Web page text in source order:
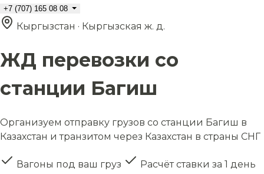
+7 (707) 165 08 08
Кыргызстан · Кыргызская ж. д.
ЖД перевозки со
станции Багиш
Организуем отправку грузов со станции Багиш в
Казахстан и транзитом через Казахстан в страны СНГ
Вагоны под ваш груз
Расчёт ставки за 1 день